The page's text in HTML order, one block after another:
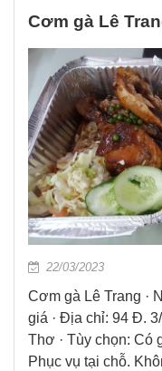
Cơm gà Lê
22/03/2023
Cơm gà Lê Trang ·
giá · Địa chỉ: 94 Đ.
Thơ · Tùy chọn: Có
Phục vụ tại chỗ.